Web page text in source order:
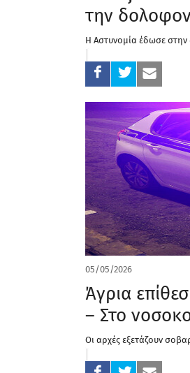
την
Η Αστυνομία έδωσε στην
05/05/2026
Άγρια
– Στο
Οι αρχές εξετάζουν